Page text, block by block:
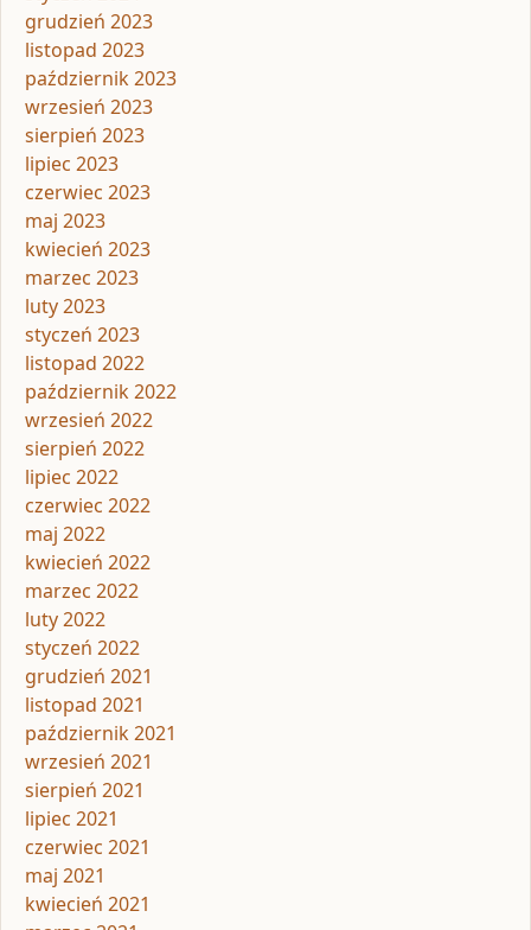
grudzień 2023
listopad 2023
październik 2023
wrzesień 2023
sierpień 2023
lipiec 2023
czerwiec 2023
maj 2023
kwiecień 2023
marzec 2023
luty 2023
styczeń 2023
listopad 2022
październik 2022
wrzesień 2022
sierpień 2022
lipiec 2022
czerwiec 2022
maj 2022
kwiecień 2022
marzec 2022
luty 2022
styczeń 2022
grudzień 2021
listopad 2021
październik 2021
wrzesień 2021
sierpień 2021
lipiec 2021
czerwiec 2021
maj 2021
kwiecień 2021